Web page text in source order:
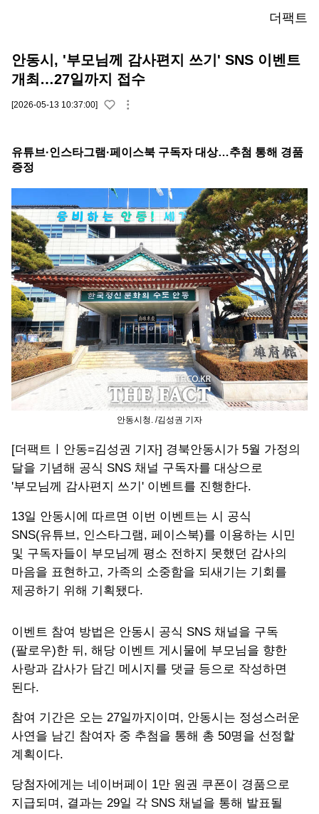
더팩트
안동시, '부모님께 감사편지 쓰기' SNS 이벤트
개최…27일까지 접수
[2026-05-13 10:37:00]
유튜브·인스타그램·페이스북 구독자 대상…추첨 통해 경품
증정
안동시청. /김성권 기자
[더팩트ㅣ안동=김성권 기자] 경북안동시가 5월 가정의
달을 기념해 공식 SNS 채널 구독자를 대상으로
'부모님께 감사편지 쓰기' 이벤트를 진행한다.
13일 안동시에 따르면 이번 이벤트는 시 공식
SNS(유튜브, 인스타그램, 페이스북)를 이용하는 시민
및 구독자들이 부모님께 평소 전하지 못했던 감사의
마음을 표현하고, 가족의 소중함을 되새기는 기회를
제공하기 위해 기획됐다.
이벤트 참여 방법은 안동시 공식 SNS 채널을 구독
(팔로우)한 뒤, 해당 이벤트 게시물에 부모님을 향한
사랑과 감사가 담긴 메시지를 댓글 등으로 작성하면
된다.
참여 기간은 오는 27일까지이며, 안동시는 정성스러운
사연을 남긴 참여자 중 추첨을 통해 총 50명을 선정할
계획이다.
당첨자에게는 네이버페이 1만 원권 쿠폰이 경품으로
지급되며, 결과는 29일 각 SNS 채널을 통해 발표될